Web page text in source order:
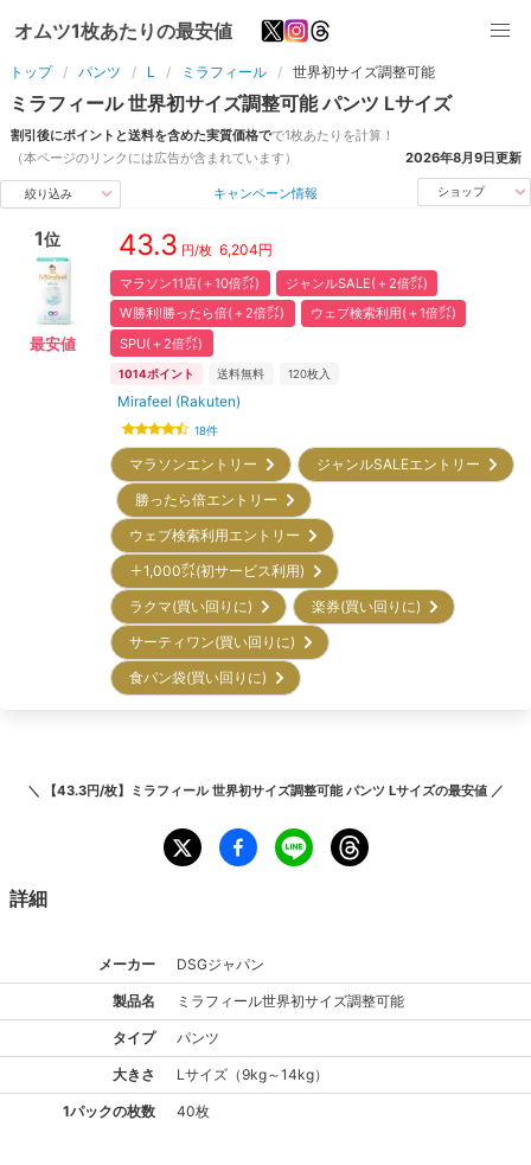
オムツ1枚あたりの最安値
トップ パンツ L ミラフィール 世界初サイズ調整可能
ミラフィール 世界初サイズ調整可能パンツ Lサイズ
割引後にポイントと送料を含めた実質価格でで1枚あたりを計算！
（本ページのリンクには広告が含まれています）
2026年8月9日更新
絞り込み キャンペーン情報 ショップ
1位
最安値
43.3 円/枚 6,204円
マラソン11店(＋10倍㌽)
ジャンルSALE(＋2倍㌽)
W勝利!勝ったら倍(＋2倍㌽)
ウェブ検索利用(＋1倍㌽)
SPU(＋2倍㌽)
1014ポイント 送料無料 120枚入
Mirafeel (Rakuten)
18件
マラソンエントリー
ジャンルSALEエントリー
勝ったら倍エントリー
ウェブ検索利用エントリー
＋1,000㌽(初サービス利用)
ラクマ(買い回りに)
楽券(買い回りに)
サーティワン(買い回りに)
食パン袋(買い回りに)
＼ 【43.3円/枚】ミラフィール 世界初サイズ調整可能 パンツ Lサイズの最安値 ／
詳細
メーカー DSGジャパン
製品名 ミラフィール世界初サイズ調整可能
タイプ パンツ
大きさ Lサイズ （9kg～14kg）
1パックの枚数 40枚